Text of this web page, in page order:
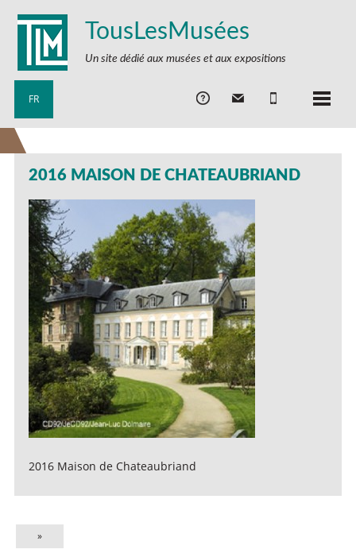
TousLesMusées
Un site dédié aux musées et aux expositions
FR
2016 MAISON DE CHATEAUBRIAND
2016 Maison de Chateaubriand
»